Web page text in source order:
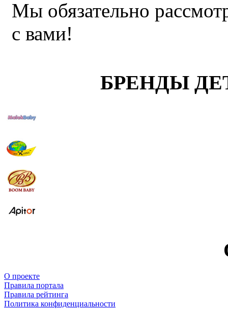
Мы обязательно
с вами!
БРЕНДЫ
О проекте
Правила портала
Правила рейтинга
Политика конфиденциальности